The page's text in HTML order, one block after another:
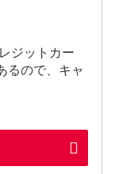
ジットカー
るので、キャ